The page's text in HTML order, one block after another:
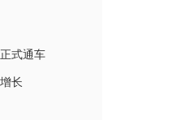
式通车
长